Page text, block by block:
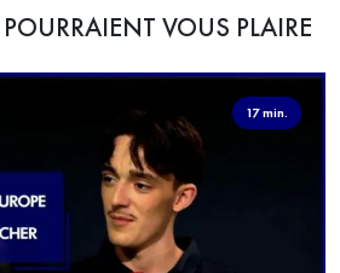
VOUS PLAIRE
17 min.